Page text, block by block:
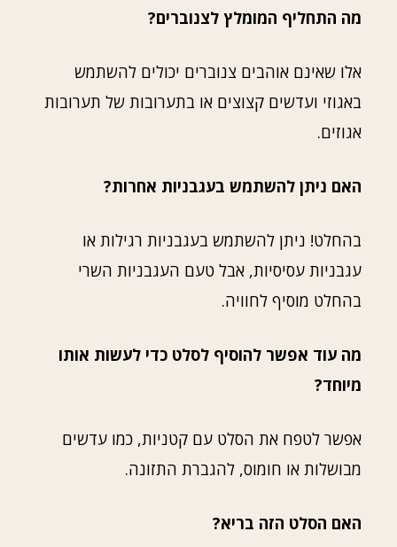
מה התחליף המומלץ לצנוברים?
אלו שאינם אוהבים צנוברים יכולים להשתמש
באגוזי ועדשים קצוצים או בתערובות של תערובות
אגוזים.
האם ניתן להשתמש בעגבניות אחרות?
בהחלט! ניתן להשתמש בעגבניות רגילות או
עגבניות עסיסיות, אבל טעם העגבניות השרי
בהחלט מוסיף לחוויה.
מה עוד אפשר להוסיף לסלט כדי לעשות אותו
מיוחד?
אפשר לטפח את הסלט עם קטניות, כמו עדשים
מבושלות או חומוס, להגברת התזונה.
האם הסלט הזה בריא?